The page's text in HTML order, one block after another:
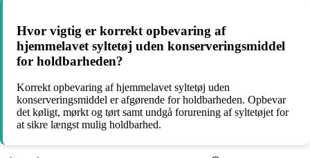
Hvor vigtig er korrekt opbevaring af
hjemmelavet syltetøj uden konserveringsmiddel
for holdbarheden?
Korrekt opbevaring af hjemmelavet syltetøj uden
konserveringsmiddel er afgørende for holdbarheden. Opbevar
det køligt, mørkt og tørt samt undgå forurening af syltetøjet for
at sikre længst mulig holdbarhed.